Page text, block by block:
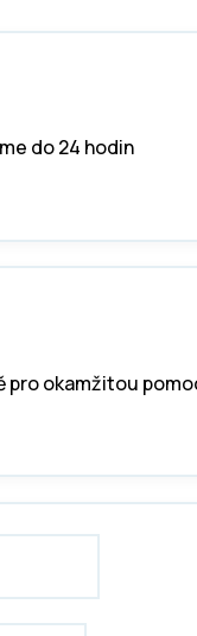
do 24 hodin
pro okamžitou